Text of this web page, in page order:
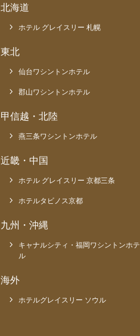
北海道
ホテル グレイスリー 札幌
東北
仙台ワシントンホテル
郡山ワシントンホテル
甲信越・北陸
燕三条ワシントンホテル
近畿・中国
ホテル グレイスリー 京都三条
ホテルタビノス京都
九州・沖縄
キャナルシティ・福岡ワシントンホテ
ル
海外
ホテルグレイスリー ソウル